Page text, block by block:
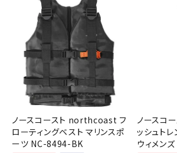
ブランドから選ぶ
SALE品はこちら
INFORMATIOM
ご利用ガイド
お問い合わせ
メルマガ登録
ノースコースト northcoast フ
ローティングベスト マリンスポ
ーツ NC-8494-BK
ノースコ
ッシュト
ウィメン